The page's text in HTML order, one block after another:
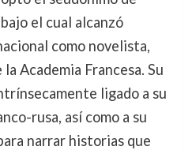
el cual alcanzó
como novelista,
Academia Francesa. Su
ligado a su
rusa, así como a su
narrar historias que